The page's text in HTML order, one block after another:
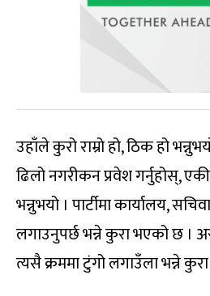
उहाँले कुरो राम्रो हो, ठिक हो
ढिलो नगरीकन प्रवेश गर्नुहोस्,
भन्नुभयो । पार्टीमा कार्यालय,
लगाउनुपर्छ भन्ने कुरा भएको छ ।
त्यसै क्रममा टुंगो लगाउँला भन्ने